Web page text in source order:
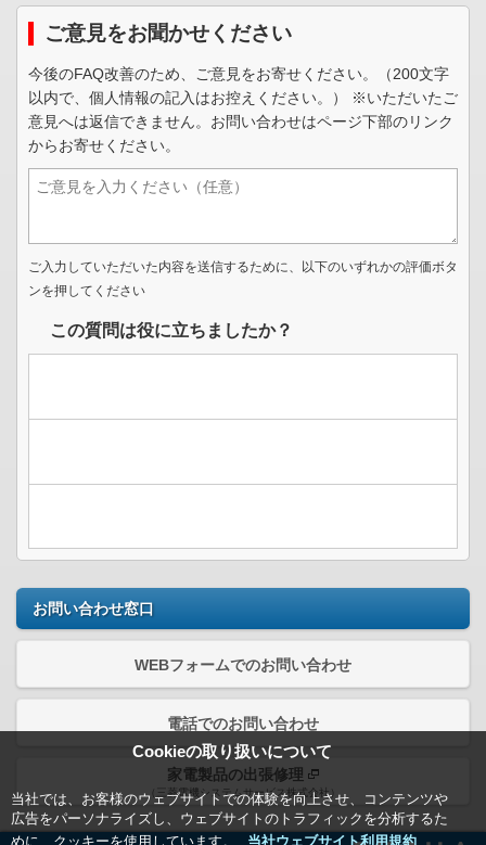
Cookieの取り扱いについて
当社では、お客様のウェブサイトでの体験を向上させ、コンテンツや
広告をパーソナライズし、ウェブサイトのトラフィックを分析するた
めに、クッキーを使用しています。
当社ウェブサイト利用規約＿
ご意見をお聞かせください
今後のFAQ改善のため、ご意見をお寄せください。（200文字
以内で、個人情報の記入はお控えください。） ※いただいたご
意見へは返信できません。お問い合わせはページ下部のリンク
からお寄せください。
ご入力していただいた内容を送信するために、以下のいずれかの評価ボタ
ンを押してください
この質問は役に立ちましたか？
お問い合わせ窓口
WEBフォームでのお問い合わせ
電話でのお問い合わせ
家電製品の出張修理
（三菱電機システムサービス株式会社）